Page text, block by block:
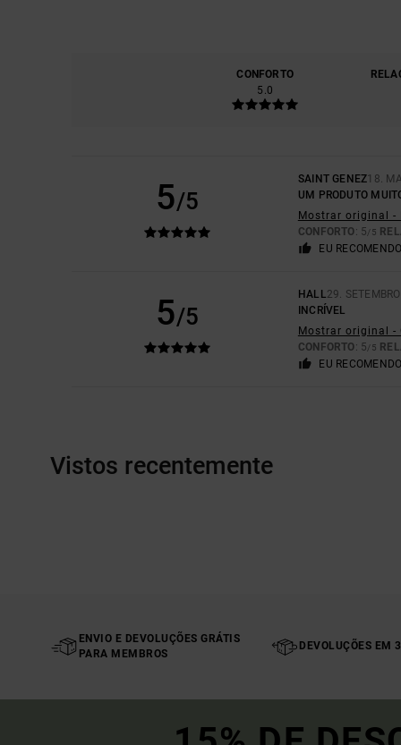
CONFORTO
5.0
5/5
SAINT GENEZ18.
UM PRODUTO
Mostrar original -
CONFORTO: 5/5
EU
5/5
HALL29.
INCRÍVEL
Mostrar original -
CONFORTO: 5/5
EU
Vistos recentemente
ENVIO E DEVOLUÇÕES GRÁTIS
PARA MEMBROS
DEVOLUÇÕES EM